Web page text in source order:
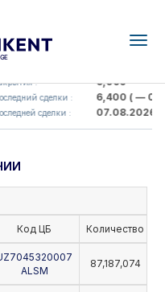
AJ)
: 6,099
сделки : 6,400( — 0.0 )
сделки : 07.08.2026
Код ЦБ Количество
ALSM
87,187,074